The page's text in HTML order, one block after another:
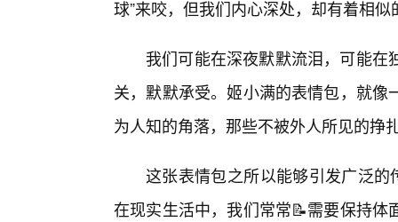
球”来咬，但我们内心深处，却有着相似
我们可能在深夜默默流泪，可能
关，默默承受。姬小满的表情包，就
为人知的角落，那些不被外人所见的挣
这张表情包之所以能够引发广泛的
在现实生活中，我们常常📝需要保持